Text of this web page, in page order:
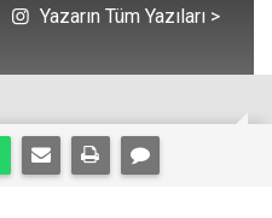
Yazarın Tüm Yazıları >